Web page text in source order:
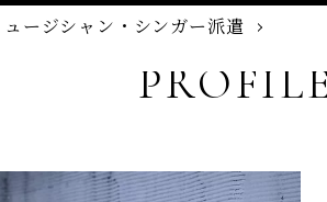
ュージシャン・シンガー派遣